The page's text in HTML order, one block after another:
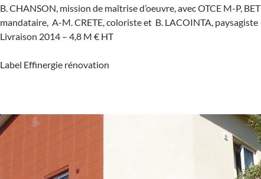
B. CHANSON, mission de maîtrise d’oeuvre, avec OTCE M-P, BET
mandataire, A-M. CRETE, coloriste et B. LACOINTA, paysagiste
Livraison 2014 – 4,8 M € HT
Label Effinergie rénovation